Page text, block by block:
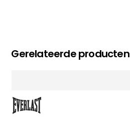
Gerelateerde producten